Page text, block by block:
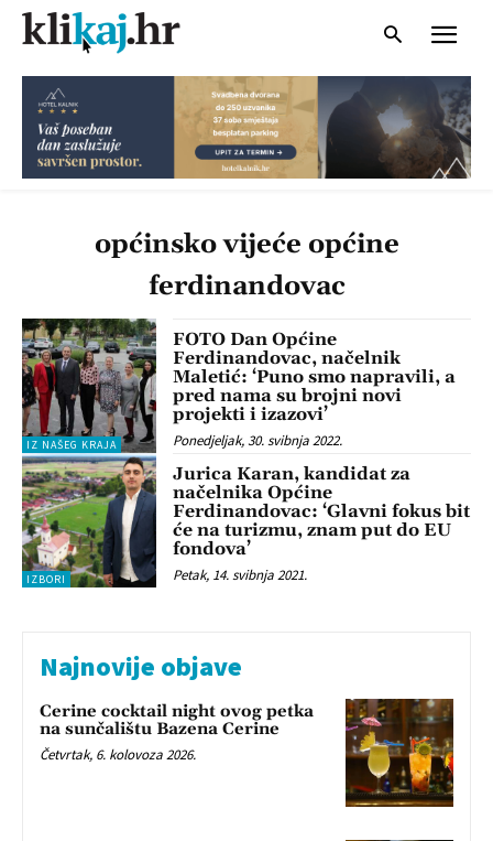
općinsko vijeće općine
ferdinandovac
IZ NAŠEG KRAJA
FOTO Dan Općine
Ferdinandovac, načelnik
Maletić: ‘Puno smo napravili, a
pred nama su brojni novi
projekti i izazovi’
Ponedjeljak, 30. svibnja 2022.
IZBORI
Jurica Karan, kandidat za
načelnika Općine
Ferdinandovac: ‘Glavni fokus bit
će na turizmu, znam put do EU
fondova’
Petak, 14. svibnja 2021.
Najnovije objave
Cerine cocktail night ovog petka
na sunčalištu Bazena Cerine
Četvrtak, 6. kolovoza 2026.